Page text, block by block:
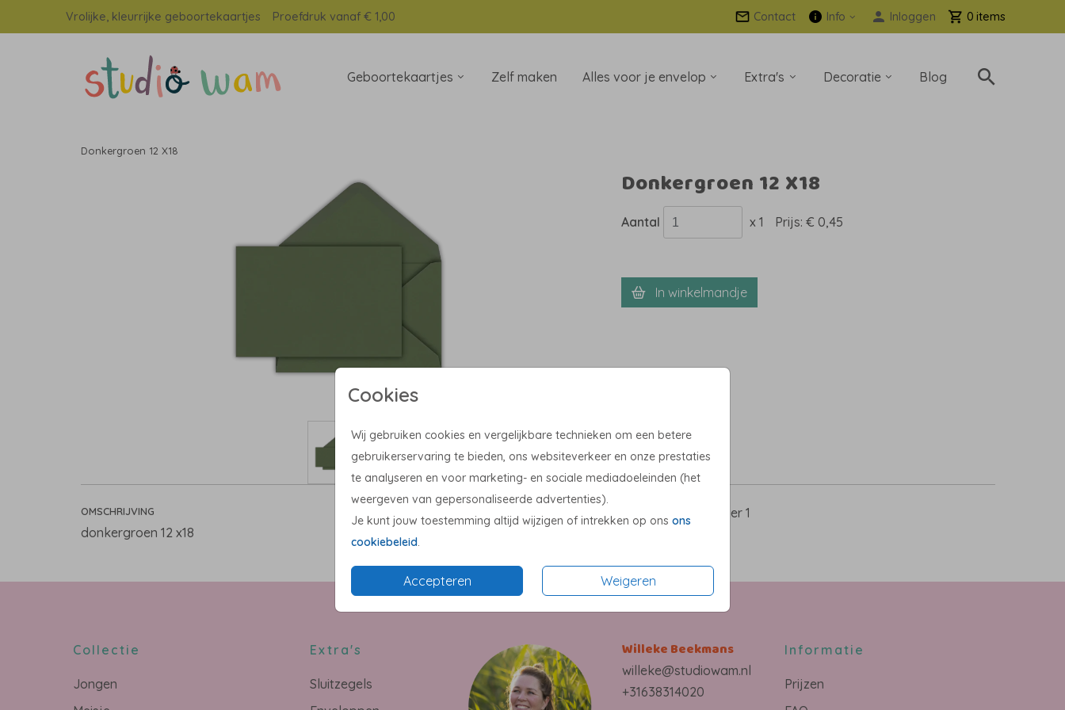
Vrolijke, kleurrijke geboortekaartjes Proefdruk vanaf € 1,00 Contact Info Inloggen 0
Geboortekaartjes Zelf maken Alles voor je envelop Extra's Decoratie Blog
Cookies
Wij gebruiken cookies en vergelijkbare technieken om een betere
gebruikerservaring te bieden, ons websiteverkeer en onze prestaties
te analyseren en voor marketing- en sociale mediadoeleinden (het
weergeven van gepersonaliseerde advertenties).
Je kunt jouw toestemming altijd wijzigen of intrekken op ons ons
cookiebeleid.
Accepteren Weigeren
Donkergroen 12 X18
Donkergroen 12 X18
Aantal x 1 Prijs:€ 0,45
In winkelmandje
OMSCHRIJVING
donkergroen 12 x18
per 1
Collectie
Jongen
Extra's
Sluitzegels
Willeke Beekmans
willeke@studiowam.nl
+31638314020
Informatie
Prijzen